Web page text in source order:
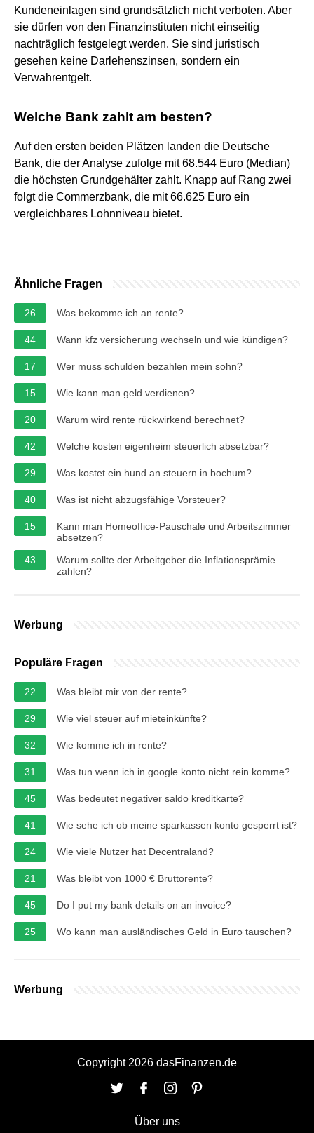
Kundeneinlagen sind grundsätzlich nicht verboten. Aber
sie dürfen von den Finanzinstituten nicht einseitig
nachträglich festgelegt werden. Sie sind juristisch
gesehen keine Darlehenszinsen, sondern ein
Verwahrentgelt.
Welche Bank zahlt am besten?
Auf den ersten beiden Plätzen landen die Deutsche
Bank, die der Analyse zufolge mit 68.544 Euro (Median)
die höchsten Grundgehälter zahlt. Knapp auf Rang zwei
folgt die Commerzbank, die mit 66.625 Euro ein
vergleichbares Lohnniveau bietet.
Ähnliche Fragen
26 Was bekomme ich an rente?
44 Wann kfz versicherung wechseln und wie kündigen?
17 Wer muss schulden bezahlen mein sohn?
15 Wie kann man geld verdienen?
20 Warum wird rente rückwirkend berechnet?
42 Welche kosten eigenheim steuerlich absetzbar?
29 Was kostet ein hund an steuern in bochum?
40 Was ist nicht abzugsfähige Vorsteuer?
15
Kann man Homeoffice-Pauschale und Arbeitszimmer
absetzen?
43
Warum sollte der Arbeitgeber die Inflationsprämie
zahlen?
Werbung
Populäre Fragen
22 Was bleibt mir von der rente?
29 Wie viel steuer auf mieteinkünfte?
32 Wie komme ich in rente?
31 Was tun wenn ich in google konto nicht rein komme?
45 Was bedeutet negativer saldo kreditkarte?
41 Wie sehe ich ob meine sparkassen konto gesperrt ist?
24 Wie viele Nutzer hat Decentraland?
21 Was bleibt von 1000 € Bruttorente?
45 Do I put my bank details on an invoice?
25 Wo kann man ausländisches Geld in Euro tauschen?
Werbung
Copyright 2026 dasFinanzen.de
Über uns